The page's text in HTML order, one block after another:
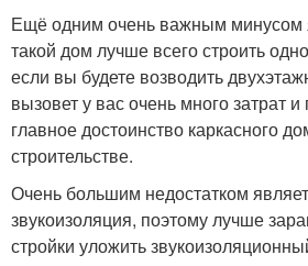
Ещё одним очень важным минусом
такой дом лучше всего строить
если вы будете возводить
вызовет у вас очень много затрат и
главное достоинство каркасного
строительстве.
Очень большим недостатком
звукоизоляция, поэтому лучше
стройки уложить